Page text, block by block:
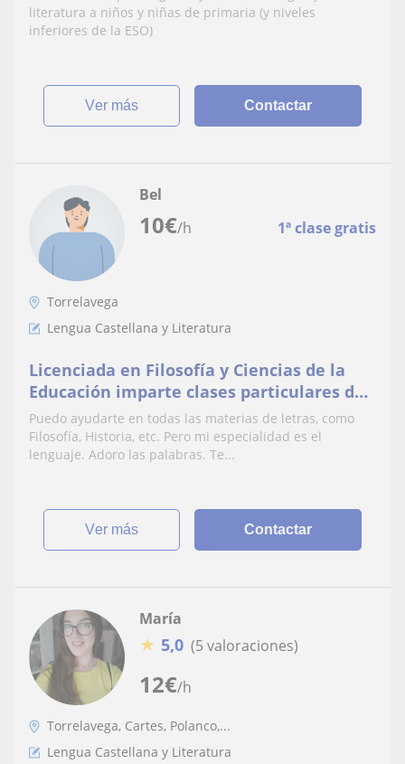
literatura a niños y niñas de primaria (y niveles
inferiores de la ESO)
ver más Contactar
10€/h 1ª clase gratis
Bel
Torrelavega
Lengua Castellana y Literatura
Licenciada en Filosofía y Ciencias de la
Educación imparte clases particulares de
lengua
Puedo ayudarte en todas las materias de letras, como
Filosofía, Historia, etc. Pero mi especialidad es el
lenguaje. Adoro las palabras. Te...
ver más Contactar
12€/h
María
★ 5,0 (5 valoraciones)
Torrelavega, Cartes, Polanco,...
Lengua Castellana y Literatura